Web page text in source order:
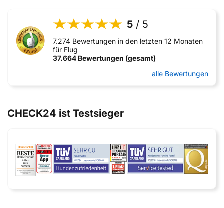
5 / 5
7.274 Bewertungen in den letzten 12 Monaten
für Flug
37.664 Bewertungen (gesamt)
alle Bewertungen
CHECK24 ist Testsieger